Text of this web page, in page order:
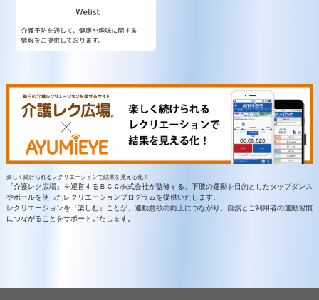
楽しく続けられるレクリエーションで結果を見える化！
『介護レク広場』を運営するＢＣＣ株式会社が監修する、下肢の運動を目的としたタップダンス
やボールを使ったレクリエーションプログラムを提供いたします。
レクリエーションを『楽しむ』ことが、運動意欲の向上につながり、自然とご利用者の運動習慣
につながることをサポートいたします。